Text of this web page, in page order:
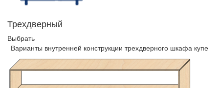
Трехдверный
Выбрать
Варианты внутренней конструкции трехдверного шкафа купе